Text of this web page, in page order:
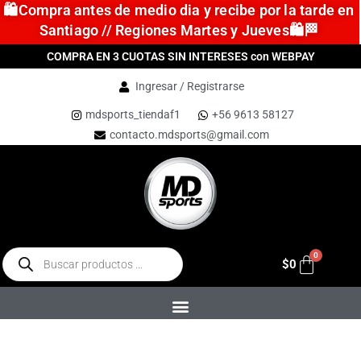
🛍️Compra antes de medio dia y recibe por la tarde en
Santiago // Regiones Martes y Jueves🛍️🏁
COMPRA EN 3 CUOTAS SIN INTERESES con WEBPAY
Ingresar / Registrarse
mdsports_tiendaf1
+56 9613 58127
contacto.mdsports@gmail.com
$0